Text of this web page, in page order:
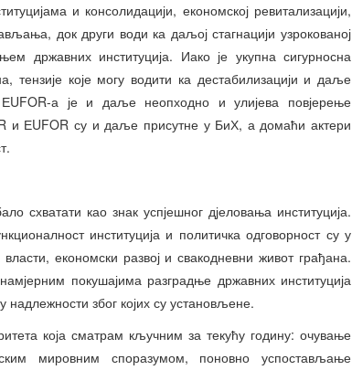
и консолидацији, економској ревитализацији,
док други води ка даљој стагнацији узрокованој
државних институција. Иако је укупна сигурносна
које могу водити ка дестабилизацији и даље
ЕUFOR-а је и даље неопходно и улијева повјерење
и ЕUFOR су и даље присутне у БиХ, а домаћи актери
схватати као знак успјешног дјеловања институција.
институција и политичка одговорност су у
економски развој и свакодневни живот грађана.
покушајима разградње државних институција
због којих су установљене.
која сматрам кључним за текућу годину: очување
мировним споразумом, поновно успостављање